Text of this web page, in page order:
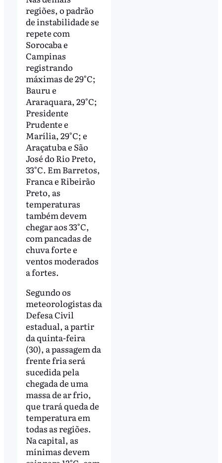
regiões, o padrão
de instabilidade se
repete com
Sorocaba e
Campinas
registrando
máximas de 29°C;
Bauru e
Araraquara, 29°C;
Presidente
Prudente e
Marília, 29°C; e
Araçatuba e São
José do Rio Preto,
33°C. Em Barretos,
Franca e Ribeirão
Preto, as
temperaturas
também devem
chegar aos 33°C,
com pancadas de
chuva forte e
ventos moderados
a fortes.
Segundo os
meteorologistas da
Defesa Civil
estadual, a partir
da quinta-feira
(30), a passagem da
frente fria será
sucedida pela
chegada de uma
massa de ar frio,
que trará queda de
temperatura em
todas as regiões.
Na capital, as
mínimas devem